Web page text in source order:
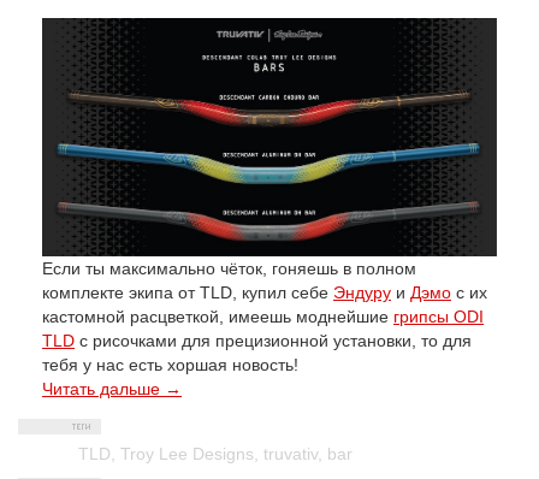
Если ты максимально чёток, гоняешь в полном
комплекте экипа от TLD, купил себе Эндуру и Дэмо с их
кастомной расцветкой, имеешь моднейшие грипсы ODI
TLD с рисочками для прецизионной установки, то для
тебя у нас есть хоршая новость!
Читать дальше →
TLD Troy Lee Designs truvativ, bar